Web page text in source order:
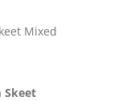
Mixed
Skeet